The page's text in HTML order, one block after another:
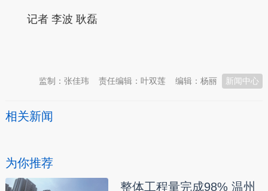
记者 李波 耿磊
新闻中心
编辑：杨丽
责任编辑：叶双莲
监制：张佳玮
相关新闻
为你推荐
整体工程量完成98% 温州